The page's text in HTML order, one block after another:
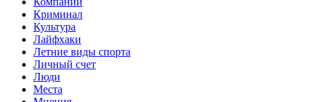
Криминал
Культура
Лайфхаки
Летние виды спорта
Личный счет
Люди
Места